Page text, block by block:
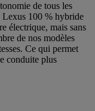
de tous les
Lexus 100 % hybride
électrique, mais sans
de nos modèles
Ce qui permet
conduite plus